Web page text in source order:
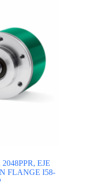
EJE
FLANGE I58-